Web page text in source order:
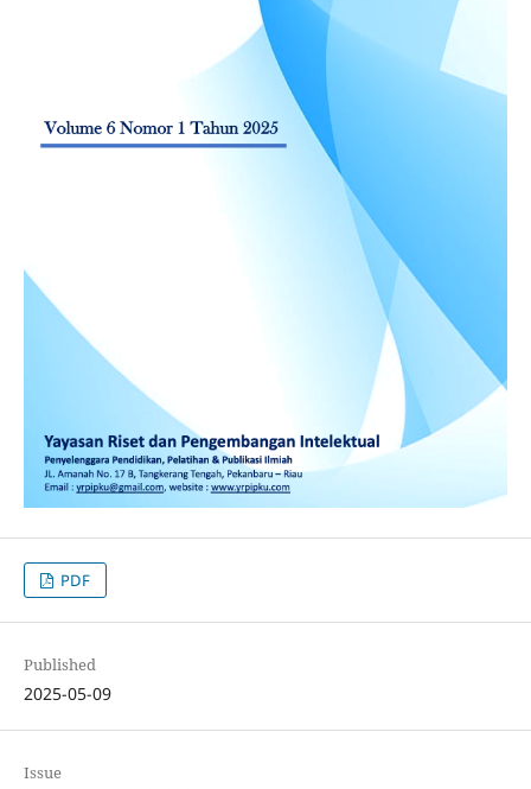
PDF
Published
2025-05-09
Issue